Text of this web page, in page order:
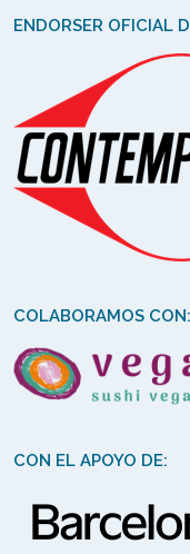
ENDORSER OFICIAL
COLABORAMOS CON:
CON EL APOYO DE: